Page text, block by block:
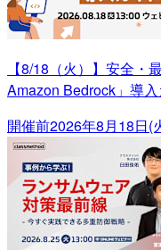
【8/18（火）】安全・
Amazon Bedrock」導
開催前2026年8月18日(